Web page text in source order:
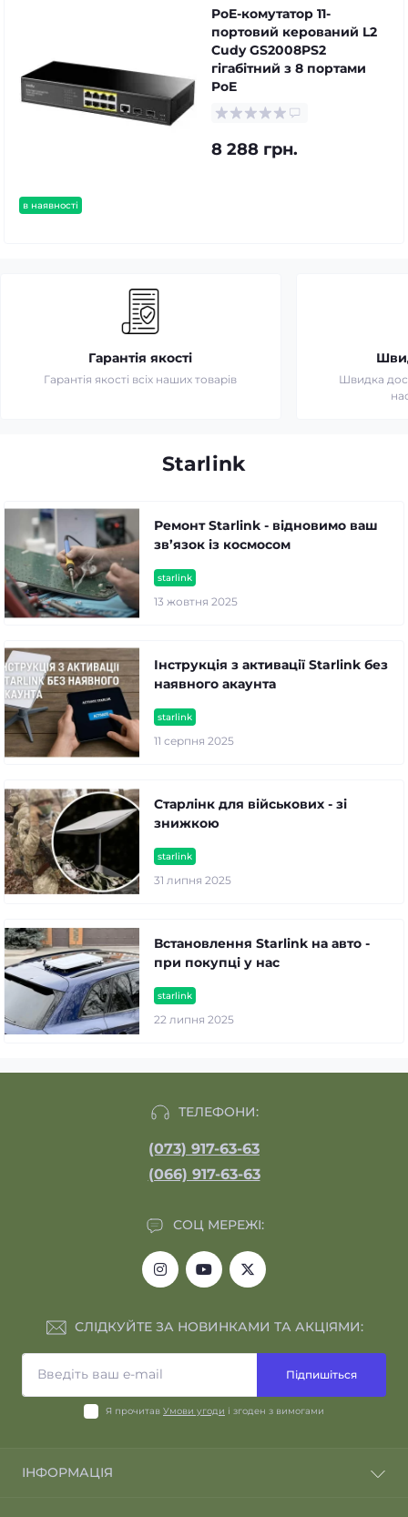
в наявності
PoE-комутатор 11-
портовий керований L2
Cudy GS2008PS2
гігабітний з 8 портами
PoE
8 288 грн.
Гарантія якості
Гарантія якості всіх наших товарів
Швидка
Starlink
starlink
13 жовтня 2025
Ремонт Starlink - відновимо ваш
зв’язок із космосом
starlink
11 серпня 2025
Інструкція з активації Starlink без
наявного акаунта
starlink
31 липня 2025
Старлінк для військових - зі
знижкою
starlink
22 липня 2025
Встановлення Starlink на авто -
при покупці у нас
ТЕЛЕФОНИ:
(073) 917-63-63
(066) 917-63-63
СОЦ МЕРЕЖІ:
СЛІДКУЙТЕ ЗА НОВИНКАМИ ТА АКЦІЯМИ:
Підпишіться
Я прочитав Умови угоди і згоден з вимогами
ІНФОРМАЦІЯ